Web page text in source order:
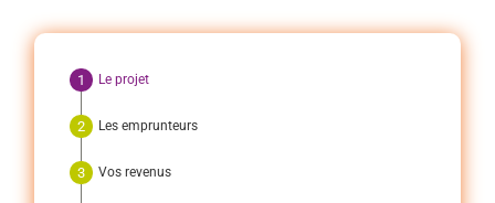
Le projet
Les emprunteurs
Vos revenus